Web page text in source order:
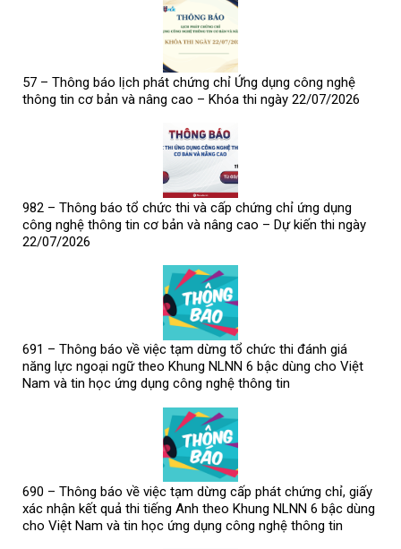
57 – Thông báo lịch phát chứng chỉ Ứng dụng công nghệ
thông tin cơ bản và nâng cao – Khóa thi ngày 22/07/2026
982 – Thông báo tổ chức thi và cấp chứng chỉ ứng dụng
công nghệ thông tin cơ bản và nâng cao – Dự kiến thi ngày
22/07/2026
691 – Thông báo về việc tạm dừng tổ chức thi đánh giá
năng lực ngoại ngữ theo Khung NLNN 6 bậc dùng cho Việt
Nam và tin học ứng dụng công nghệ thông tin
690 – Thông báo về việc tạm dừng cấp phát chứng chỉ, giấy
xác nhận kết quả thi tiếng Anh theo Khung NLNN 6 bậc dùng
cho Việt Nam và tin học ứng dụng công nghệ thông tin